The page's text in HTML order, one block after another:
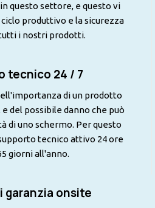
questo settore, e questo vi
ciclo produttivo e la sicurezza
i nostri prodotti.
tecnico 24 / 7
di un prodotto
del possibile danno che può
di uno schermo. Per questo
tecnico attivo 24 ore
giorni all'anno.
garanzia onsite